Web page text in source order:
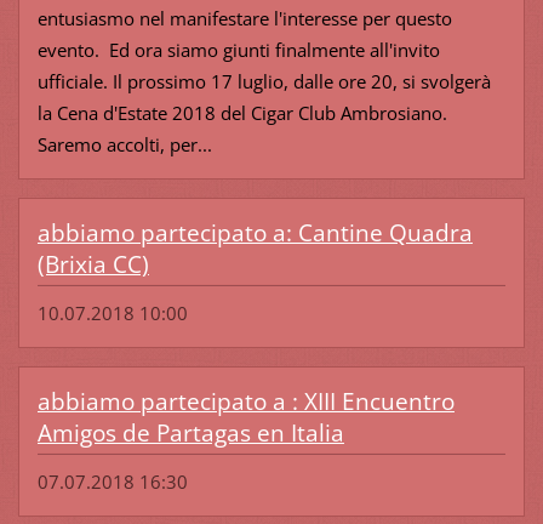
entusiasmo nel manifestare l'interesse per questo
evento. Ed ora siamo giunti finalmente all'invito
ufficiale. Il prossimo 17 luglio, dalle ore 20, si svolgerà
la Cena d'Estate 2018 del Cigar Club Ambrosiano.
Saremo accolti, per...
abbiamo partecipato a: Cantine Quadra
(Brixia CC)
10.07.2018 10:00
abbiamo partecipato a : XIII Encuentro
Amigos de Partagas en Italia
07.07.2018 16:30